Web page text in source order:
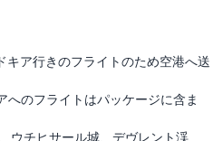
キア行きのフライトのため空港へ送
へのフライトはパッケージに含ま
チヒサール城、デヴレント渓